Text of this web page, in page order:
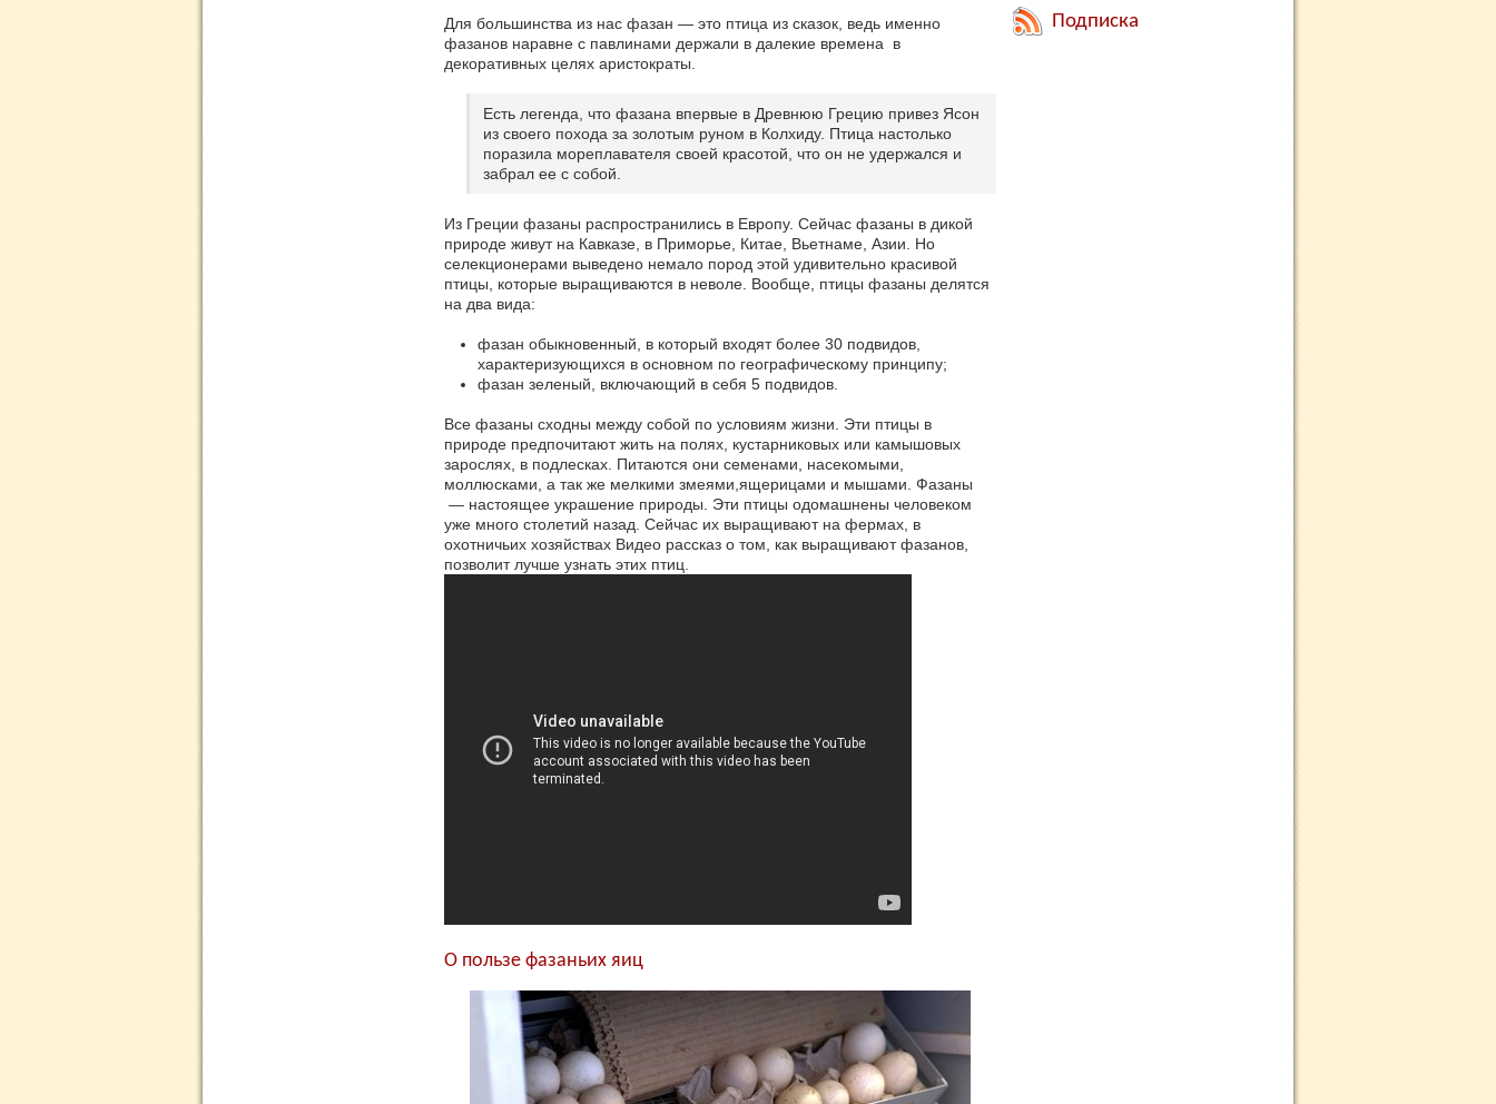
Для большинства из нас фазан — это птица из сказок, ведь именно
фазанов наравне с павлинами держали в далекие времена в
декоративных целях аристократы.
Есть легенда, что фазана впервые в Древнюю Грецию привез Ясон
из своего похода за золотым руном в Колхиду. Птица настолько
поразила мореплавателя своей красотой, что он не удержался и
забрал ее с собой.
Из Греции фазаны распространились в Европу. Сейчас фазаны в дикой
природе живут на Кавказе, в Приморье, Китае, Вьетнаме, Азии. Но
селекционерами выведено немало пород этой удивительно красивой
птицы, которые выращиваются в неволе. Вообще, птицы фазаны делятся
на два вида:
фазан обыкновенный, в который входят более 30 подвидов,
характеризующихся в основном по географическому принципу;
фазан зеленый, включающий в себя 5 подвидов.
Все фазаны сходны между собой по условиям жизни. Эти птицы в
природе предпочитают жить на полях, кустарниковых или камышовых
зарослях, в подлесках. Питаются они семенами, насекомыми,
моллюсками, а так же мелкими змеями,ящерицами и мышами. Фазаны
— настоящее украшение природы. Эти птицы одомашнены человеком
уже много столетий назад. Сейчас их выращивают на фермах, в
охотничьих хозяйствах Видео рассказ о том, как выращивают фазанов,
позволит лучше узнать этих птиц.
О пользе фазаньих яиц
Подписка